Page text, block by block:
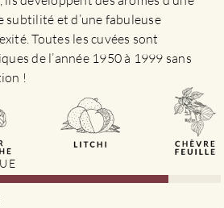
subtilité et d’une fabuleuse
Toutes les cuvées sont
de l’année 1950 à 1999 sans
!